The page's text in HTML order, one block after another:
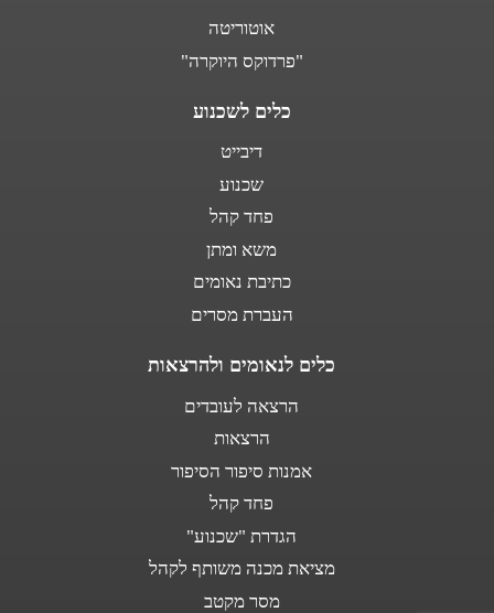
אוטוריטה
"פרדוקס היוקרה"
כלים לשכנוע
דיבייט
שכנוע
פחד קהל
משא ומתן
כתיבת נאומים
העברת מסרים
כלים לנאומים ולהרצאות
הרצאה לעובדים
הרצאות
אמנות סיפור הסיפור
פחד קהל
הגדרת "שכנוע"
מציאת מכנה משותף לקהל
מסר מקטב